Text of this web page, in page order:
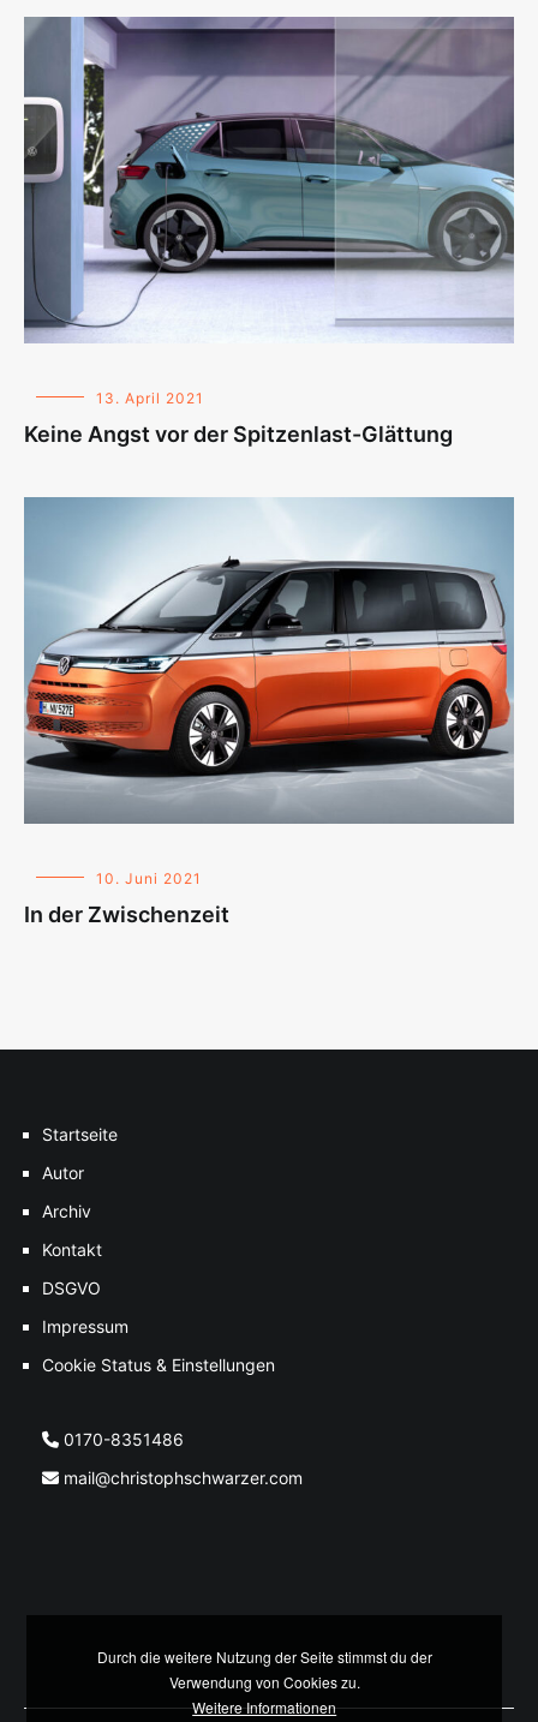
13. April 2021
Keine Angst vor der Spitzenlast-Glättung
10. Juni 2021
In der Zwischenzeit
Startseite
Autor
Archiv
Kontakt
DSGVO
Impressum
Cookie Status & Einstellungen
0170-8351486
mail@christophschwarzer.com
Durch die weitere Nutzung der Seite stimmst du der
Verwendung von Cookies zu.
Weitere Informationen